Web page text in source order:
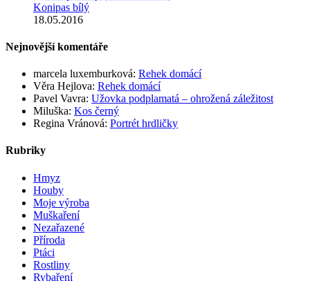
Konipas bílý
18.05.2016
Nejnovější komentáře
marcela luxemburková: Rehek domácí
Věra Hejlova: Rehek domácí
Pavel Vavra: Užovka podplamatá – ohrožená záležitost
Miluška: Kos černý
Regina Vránová: Portrét hrdličky
Rubriky
Hmyz
Houby
Moje výroba
Muškaření
Nezařazené
Příroda
Ptáci
Rostliny
Rybaření